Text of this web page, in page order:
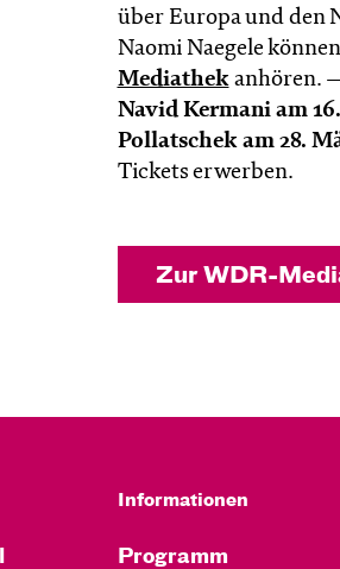
über Europa und den
Naomi Naegele
Mediathekanhören.
Navid Kermani am
Pollatschek am 28.
Tickets erwerben.
Zur WDR-
Informationen
Programm